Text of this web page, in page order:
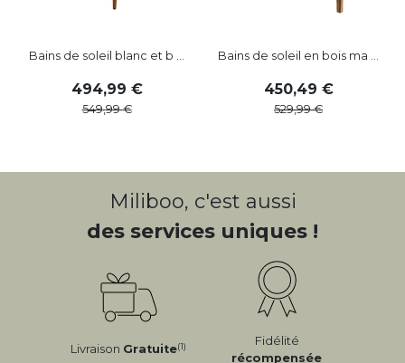
Bains de soleil blanc et b ...
494,99
549,99
Bains de soleil en bois ma ...
450,49
529,99
Miliboo, c'est aussi
des services uniques !
Livraison Gratuite(1)
Fidélité
récompensée